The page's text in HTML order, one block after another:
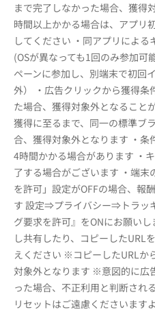
まで完了しなかった場合、獲得
時間以上かかる場合は、アプリ
してください ・同アプリによ
(OSが異なっても1回のみ参加可
ペーンに参加し、別端末で初回
外） ・広告クリックから獲得条
た場合、獲得対象外となること
獲得に至るまで、同一の標準ブ
合、獲得対象外となります ・
4時間かかる場合があります ・
了する場合がございます ・端
を許可」設定がOFFの場合、報
す 設定⇒プライバシー⇒トラッ
グ要求を許可』をONにお願い
し共有したり、コピーしたURL
えください ※コピーしたURLか
対象外となります ※意図的に広
った場合、不正利用と判断され
リセットはご遠慮くださいま